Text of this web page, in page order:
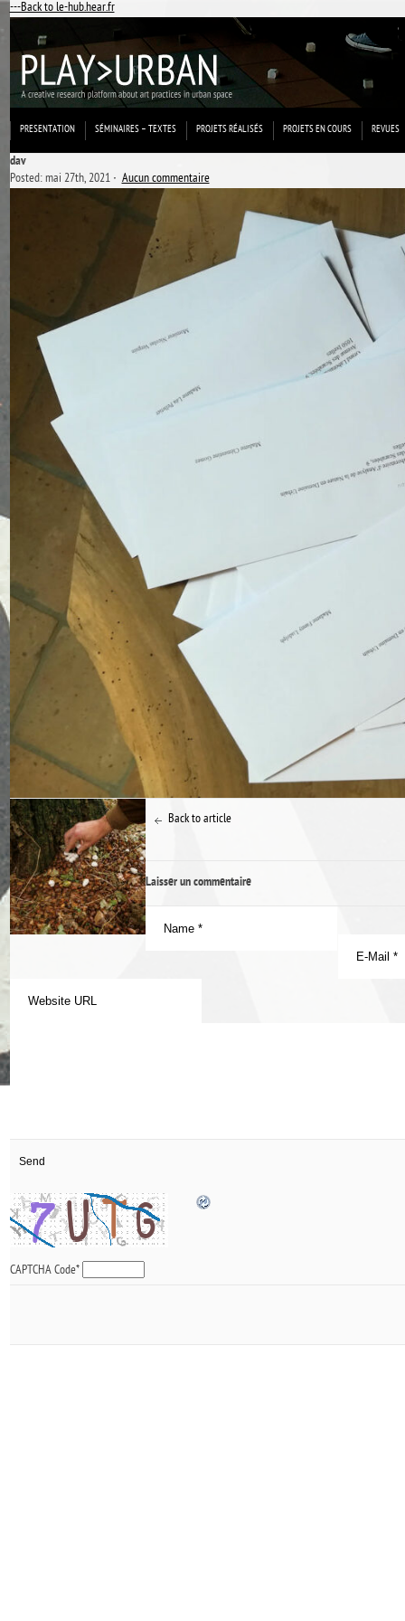
---Back to le-hub.hear.fr
PRESENTATION SÉMINAIRES – TEXTES PROJETS RÉALISÉS PROJETS EN COURS REVUES
dav
Posted: mai 27th, 2021 ˑAucun commentaire
Back to article
Laisser un commentaire
CAPTCHA Code*